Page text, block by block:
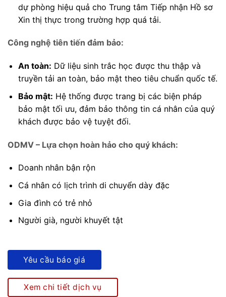
dự phòng hiệu quả cho Trung tâm Tiếp nhận Hồ sơ
Xin thị thực trong trường hợp quá tải.
Công nghệ tiên tiến đảm bảo:
An toàn: Dữ liệu sinh trắc học được thu thập và
truyền tải an toàn, bảo mật theo tiêu chuẩn quốc tế.
Bảo mật: Hệ thống được trang bị các biện pháp
bảo mật tối ưu, đảm bảo thông tin cá nhân của quý
khách được bảo vệ tuyệt đối.
ODMV – Lựa chọn hoàn hảo cho quý khách:
Doanh nhân bận rộn
Cá nhân có lịch trình di chuyển dày đặc
Gia đình có trẻ nhỏ
Người già, người khuyết tật
Yêu cầu báo giá
Xem chi tiết dịch vụ